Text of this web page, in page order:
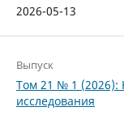
2026-05-13
Выпуск
Том 21 № 1 (2026):
исследования